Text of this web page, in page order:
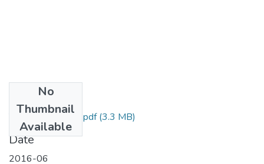
No
Thumbnail
Available
Yasmina ROUINA.pdf(3.3 MB)
Date
2016-06